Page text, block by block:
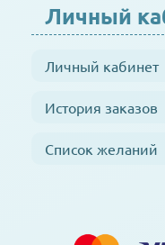
Личный
Личный кабинет
История заказов
Список желаний